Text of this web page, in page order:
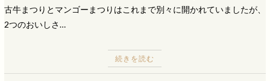
古牛まつりとマンゴーまつりはこれまで別々に開かれていましたが、
2つのおいしさ…
続きを読む